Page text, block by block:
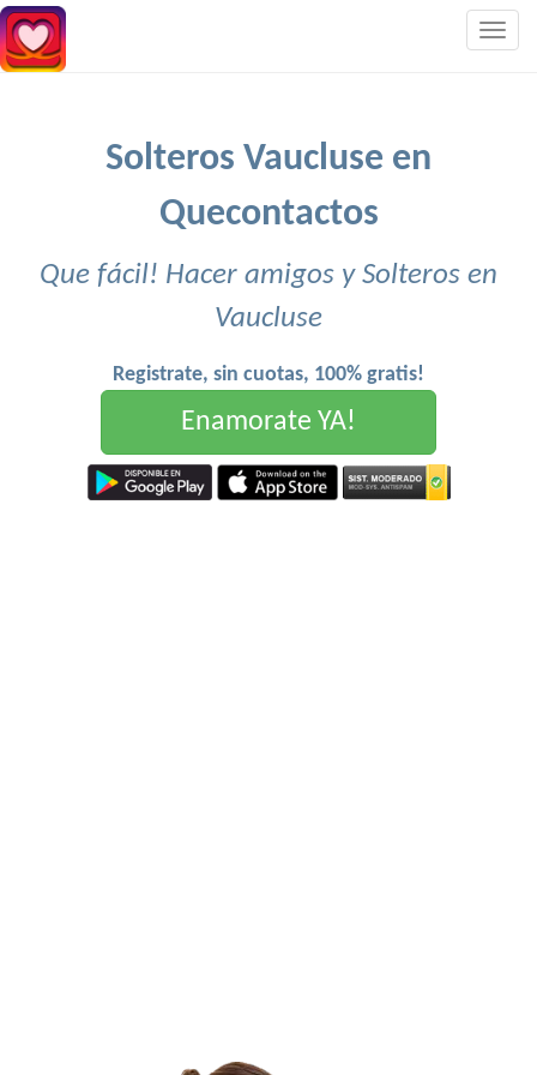
Solteros Vaucluse en
Quecontactos
Que fácil! Hacer amigos y Solteros en
Vaucluse
Registrate, sin cuotas, 100% gratis!
Enamorate YA!